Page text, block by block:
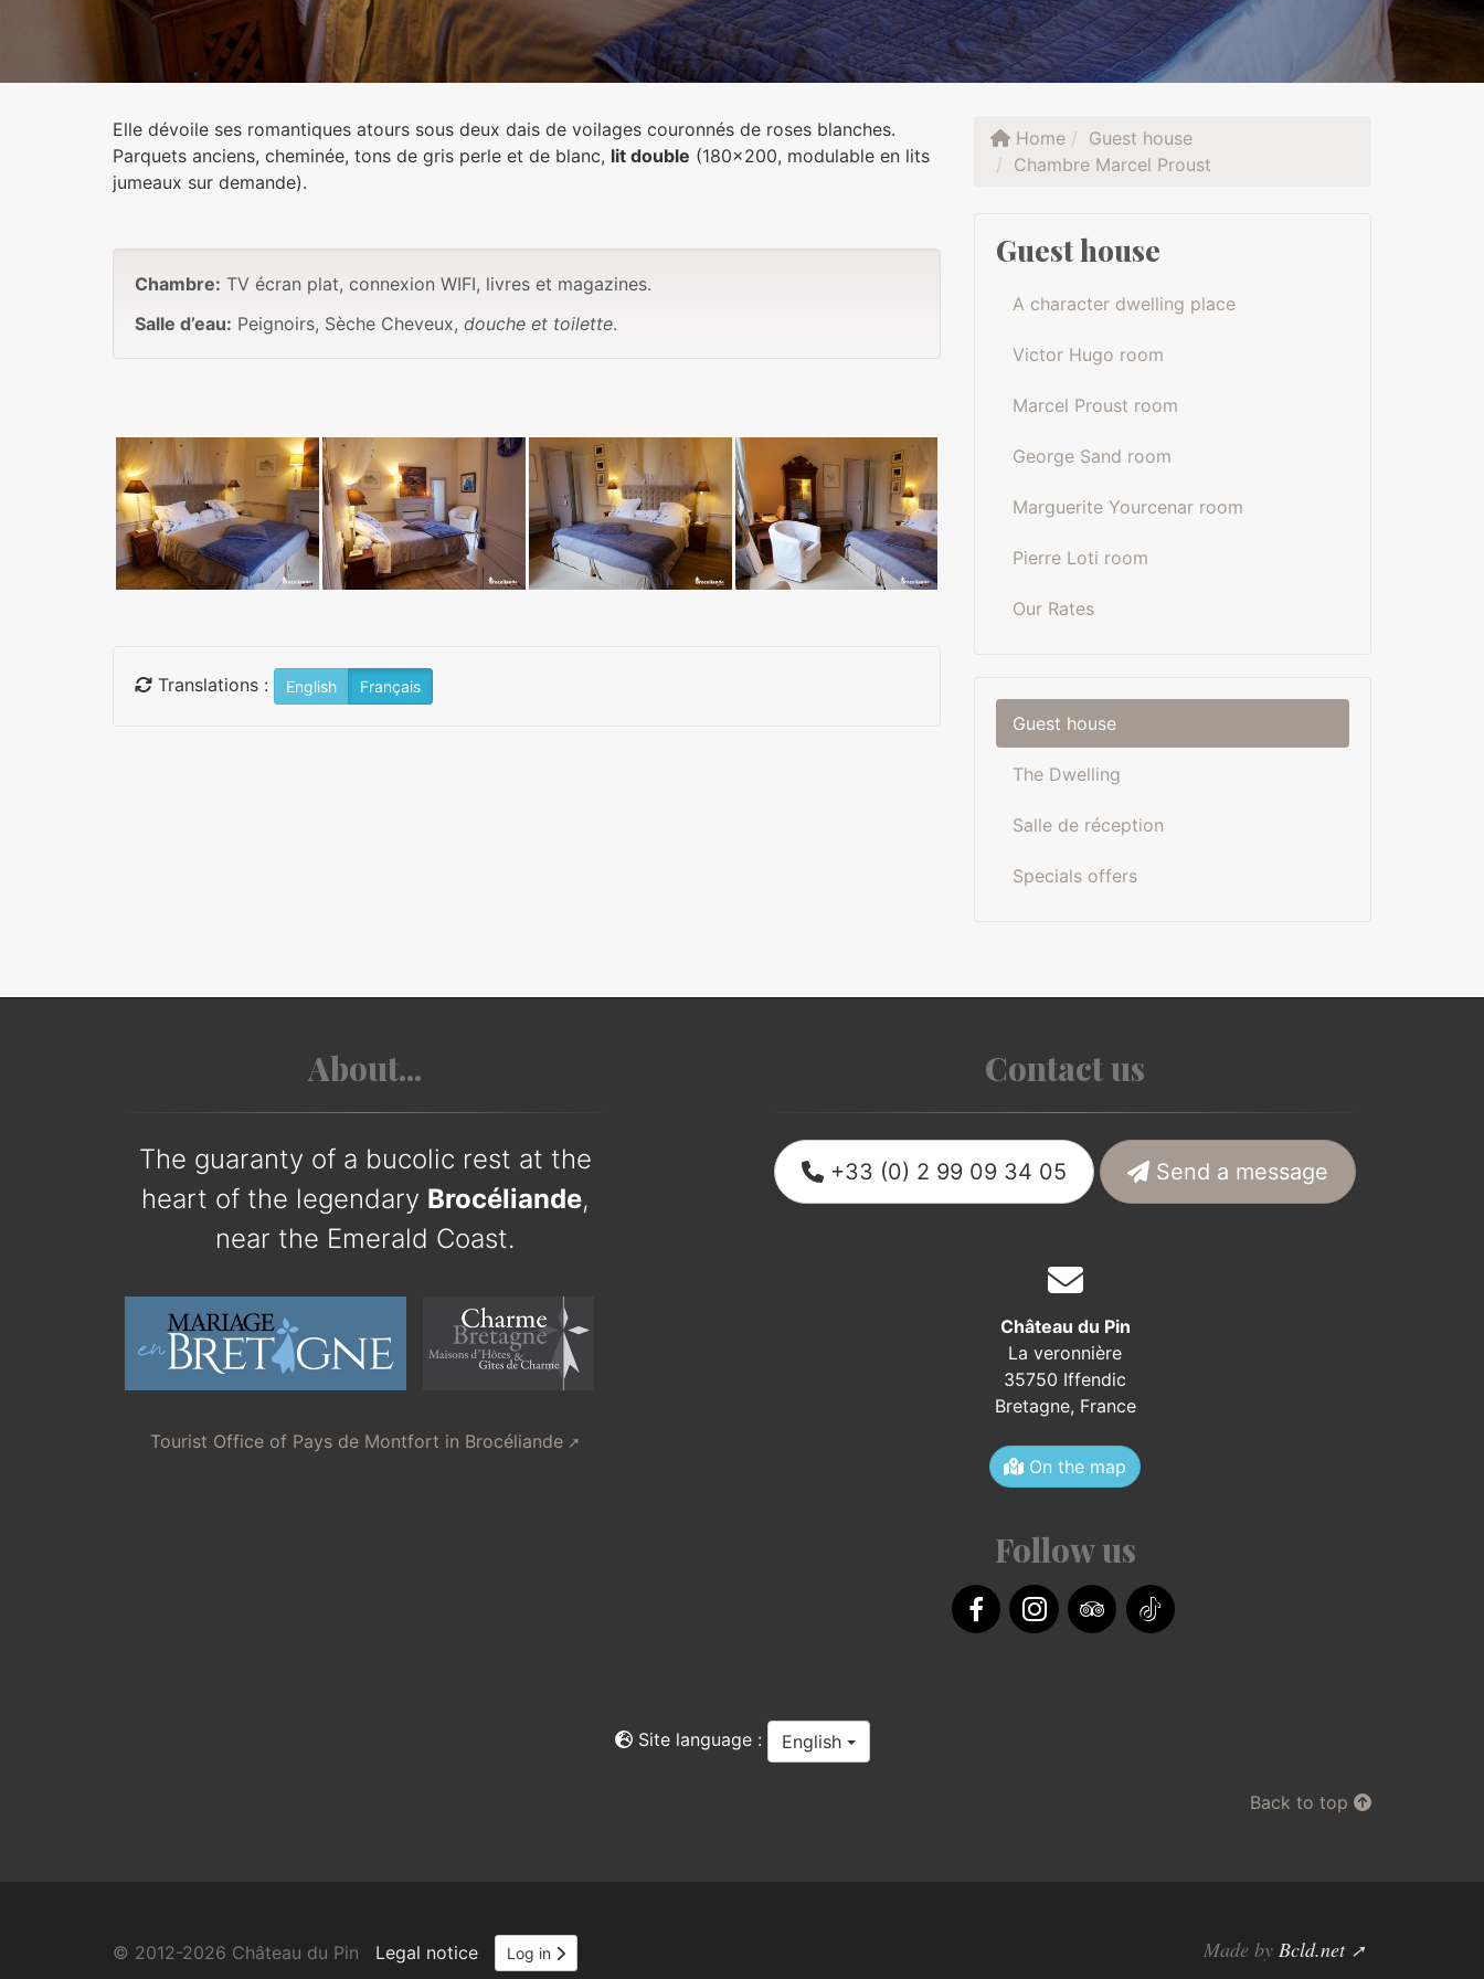
Elle dévoile ses romantiques atours sous deux dais de voilages couronnés de roses blanches.
Parquets anciens, cheminée, tons de gris perle et de blanc, lit double (180x200, modulable en lits
jumeaux sur demande).
Chambre: TV écran plat, connexion WIFI, livres et magazines.
Salle d’eau: Peignoirs, Sèche Cheveux, douche et toilette.
Photos
Translations : English Français
Home
Guest house
Chambre Marcel Proust
Guest house
A character dwelling place
Victor Hugo room
Marcel Proust room
George Sand room
Marguerite Yourcenar room
Pierre Loti room
Our Rates
Guest house
The Dwelling
Salle de réception
Specials offers
About...
The guaranty of a bucolic rest at the
heart of the legendary Brocéliande,
near the Emerald Coast.
Tourist Office of Pays de Montfort in Brocéliande
Contact us
+33 (0) 2 99 09 34 05 Send a message
Château du Pin
La veronnière
35750 Iffendic
Bretagne, France
On the map
Follow us
Site language : English
Back to top
© 2012-2026 Château du Pin Legal notice Log in Made by Bcld.net